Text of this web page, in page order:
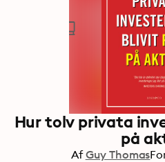
Hur tolv privata
på
Af Guy Thomas